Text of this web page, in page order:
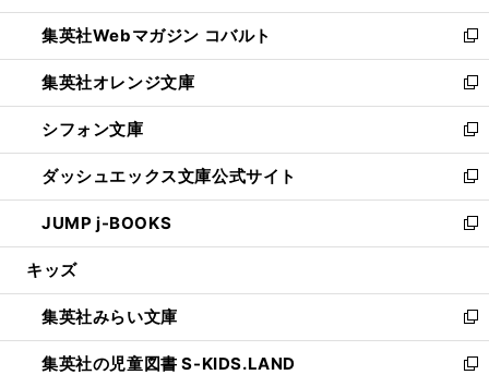
開
く
ウ
で
開
く
ン
ド
ウ
で
開
く
ウ
ィ
ン
ド
ウ
で
開
く
集英社Webマガジン コバルト
新
し
い
ウ
ィ
ン
ド
ウ
で
開
集英社オレンジ文庫
新
し
い
ウ
ィ
ン
ド
ウ
開
く
シフォン文庫
新
し
い
ウ
ィ
ン
ウ
で
開
く
ダッシュエックス文庫公式サイト
新
し
い
ウ
ン
ド
ウ
で
JUMP j-BOOKS
新
し
ウ
ィ
ン
ド
キッズ
集英社みらい文庫
新
し
い
集英社の児童図書 S-KIDS.LAND
新